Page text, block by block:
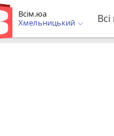
Всім.юа
Хмельницький